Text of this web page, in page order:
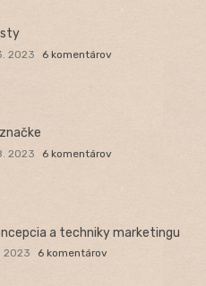
2023 6 komentárov
2023 6 komentárov
a techniky marketingu
2023 6 komentárov